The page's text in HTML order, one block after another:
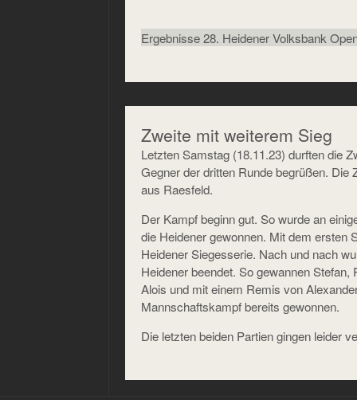
Ergebnisse 28. Heidener Volksbank
Zweite mit weiterem Sieg
Letzten Samstag (18.11.23) durften die
Gegner der dritten Runde begrüßen.
aus Raesfeld.
Der Kampf beginn gut. So wurde an
die Heidener gewonnen. Mit dem ersten
Heidener Siegesserie. Nach und nach
Heidener beendet. So gewannen
Alois und mit einem Remis von
Mannschaftskampf bereits gewonnen.
Die letzten beiden Partien gingen leider